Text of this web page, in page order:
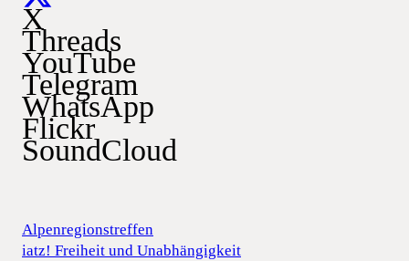
X
Threads
YouTube
Telegram
WhatsApp
Flickr
SoundCloud
Alpenregionstreffen
iatz! Freiheit und Unabhängigkeit